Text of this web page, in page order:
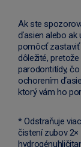
Ak ste
ďasien alebo ak
pomôcť zastaviť
dôležité,
parodontitídy,
ochorením
ktorý vám ho
* Odstraňuje
čistení zubov 2×